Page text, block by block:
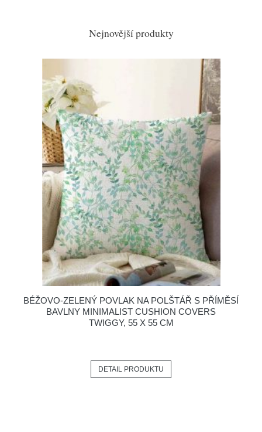
Nejnovější produkty
BÉŽOVO-ZELENÝ POVLAK NA POLŠTÁŘ S PŘÍMĚSÍ
BAVLNY MINIMALIST CUSHION COVERS
TWIGGY, 55 X 55 CM
DETAIL PRODUKTU